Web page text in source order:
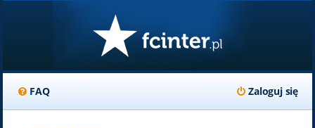
FAQ Zaloguj się